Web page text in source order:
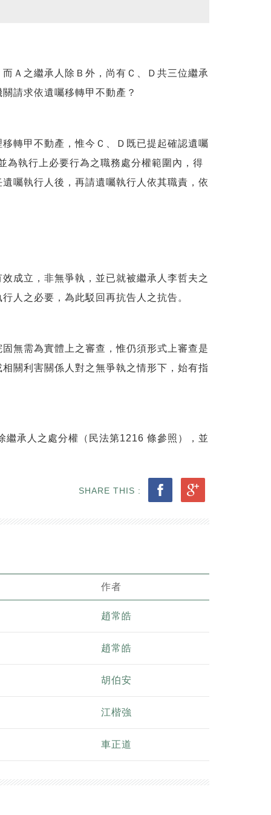
Ａ之繼承人除Ｂ外，尚有Ｃ、Ｄ共三位繼承
請求依遺囑移轉甲不動產？
轉甲不動產，惟今Ｃ、Ｄ既已提起確認遺囑
為執行上必要行為之職務處分權範圍內，得
囑執行人後，再請遺囑執行人依其職責，依
成立，非無爭執，並已就被繼承人李哲夫之
人之必要，為此駁回再抗告人之抗告。
無需為實體上之審查，惟仍須形式上審查是
關利害關係人對之無爭執之情形下，始有指
承人之處分權（民法第1216 條參照），並
SHARE THIS :
作者
趙常皓
趙常皓
胡伯安
江楷強
車正道